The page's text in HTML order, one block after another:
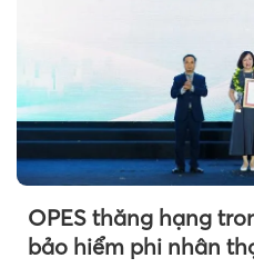
OPES thăng hạng
bảo hiểm phi nhân